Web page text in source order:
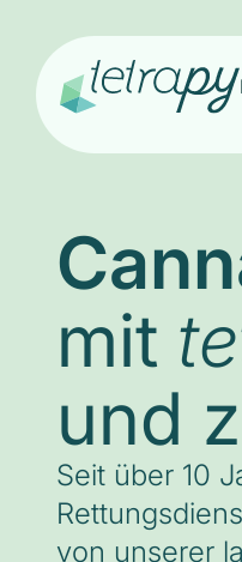
mit
und
Seit über 10
von unserer